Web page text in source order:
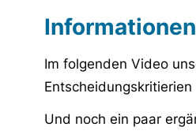
Im folgenden Video
Und noch ein paar